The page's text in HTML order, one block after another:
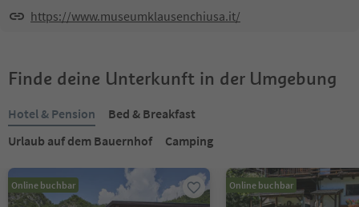
https://www.museumklausenchiusa.it/
Finde deine Unterkunft in der Umgebung
Hotel & Pension
Bed & Breakfast
Urlaub auf dem Bauernhof
Camping
Online buchbar Online buchbar